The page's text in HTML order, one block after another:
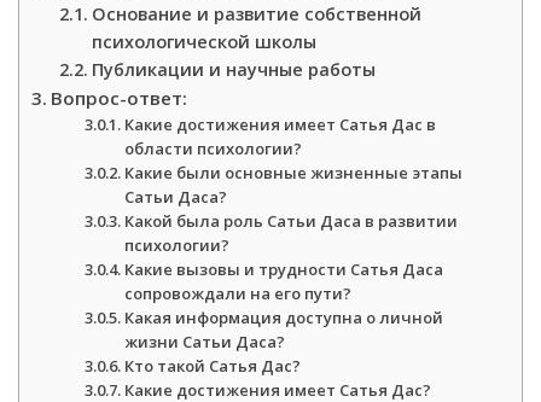
Основание и развитие собственной
психологической школы
Публикации и научные работы
Вопрос-ответ:
Какие достижения имеет Сатья Дас в
области психологии?
Какие были основные жизненные этапы
Сатьи Даса?
Какой была роль Сатьи Даса в развитии
психологии?
Какие вызовы и трудности Сатья Даса
сопровождали на его пути?
Какая информация доступна о личной
жизни Сатьи Даса?
Кто такой Сатья Дас?
Какие достижения имеет Сатья Дас?